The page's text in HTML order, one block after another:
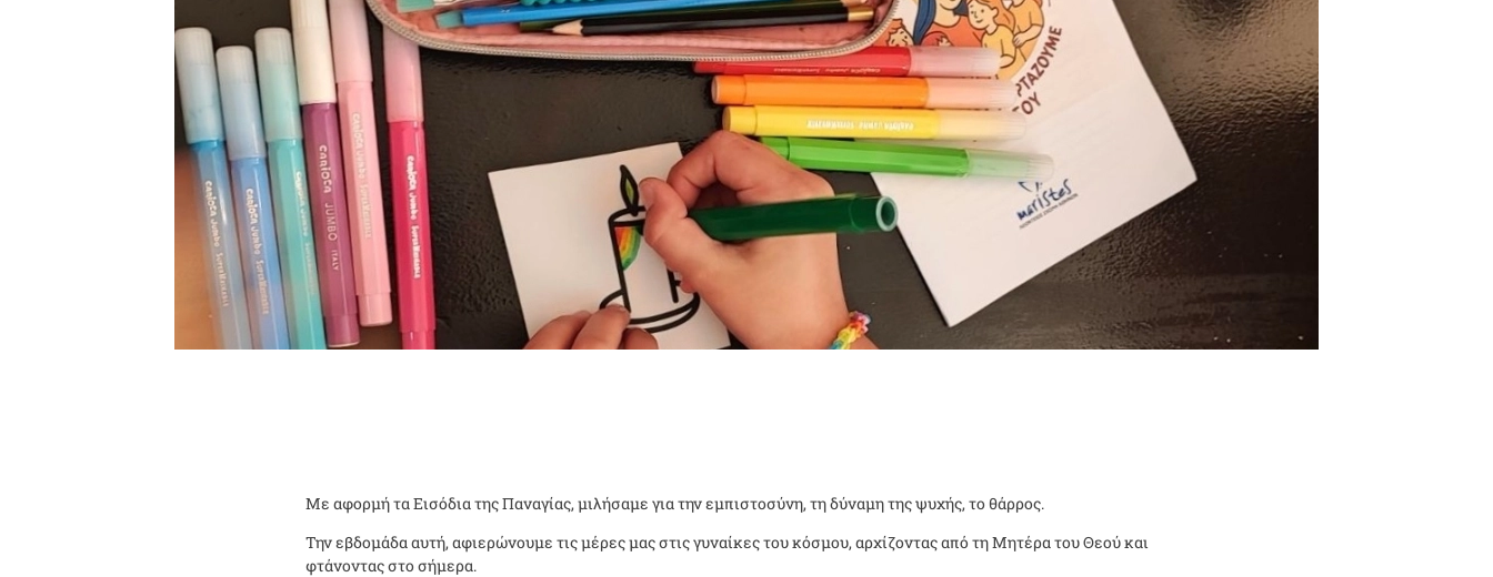
Με αφορμή τα Εισόδια της Παναγίας, μιλήσαμε για την εμπιστοσύνη, τη δύναμη της ψυχής, το θάρρος.
Την εβδομάδα αυτή, αφιερώνουμε τις μέρες μας στις γυναίκες του κόσμου, αρχίζοντας από τη Μητέρα του Θεού και
φτάνοντας στο σήμερα.